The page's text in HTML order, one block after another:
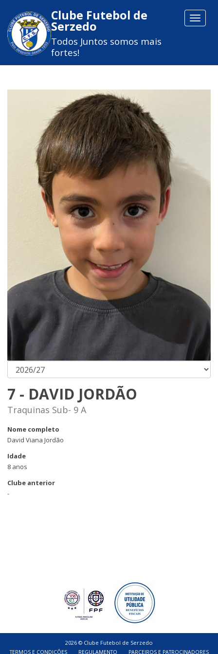
Toggle
Clube Futebol de
Serzedo
Todos Juntos somos mais
fortes!
7 - DAVID JORDÃO
Traquinas Sub- 9 A
Nome completo
David Viana Jordão
Idade
8 anos
Clube anterior
-
2026 © Clube Futebol de Serzedo
TERMOS E CONDIÇÕES REGULAMENTO PARCEIROS E PATROCINADORES